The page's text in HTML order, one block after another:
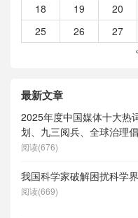
18
19 20
25
26 27
最新文章
2025年度中国媒体十大热
划、九三阅兵、全球治理
度求索）、人形机器人、
阅读(676)
我国科学家破解困扰科学
阅读(669)